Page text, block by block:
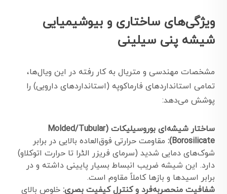
ویژگی‌های ساختاری و بیوشیمیایی
شیشه پنی سیلینی
مشخصات مهندسی و متریال به کار رفته در این ویال‌ها،
تمامی استانداردهای فارماکوپه (استانداردهای دارویی) را
پوشش می‌دهد:
ساختار شیشه‌ای بوروسیلیکات (Molded/Tubular
Borosilicate):
مقاومت حرارتی فوق‌العاده بالایی در برابر
شوک‌های دمایی شدید (سرمای فریزر الٹرا تا حرارت اتوکلاو)
دارد. این شیشه ضریب انبساط بسیار پایینی داشته و در
برابر اسیدها و بازها کاملاً مقاوم است.
شفافیت منحصربه‌فرد و کنترل کیفیت بصری: خلوص بالای